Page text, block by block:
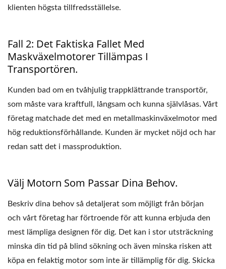
klienten högsta tillfredsställelse.
Fall 2: Det Faktiska Fallet Med
Maskväxelmotorer Tillämpas I
Transportören.
Kunden bad om en tvåhjulig trappklättrande transportör,
som måste vara kraftfull, långsam och kunna självlåsas. Vårt
företag matchade det med en metallmaskinväxelmotor med
hög reduktionsförhållande. Kunden är mycket nöjd och har
redan satt det i massproduktion.
Välj Motorn Som Passar Dina Behov.
Beskriv dina behov så detaljerat som möjligt från början
och vårt företag har förtroende för att kunna erbjuda den
mest lämpliga designen för dig. Det kan i stor utsträckning
minska din tid på blind sökning och även minska risken att
köpa en felaktig motor som inte är tillämplig för dig. Skicka